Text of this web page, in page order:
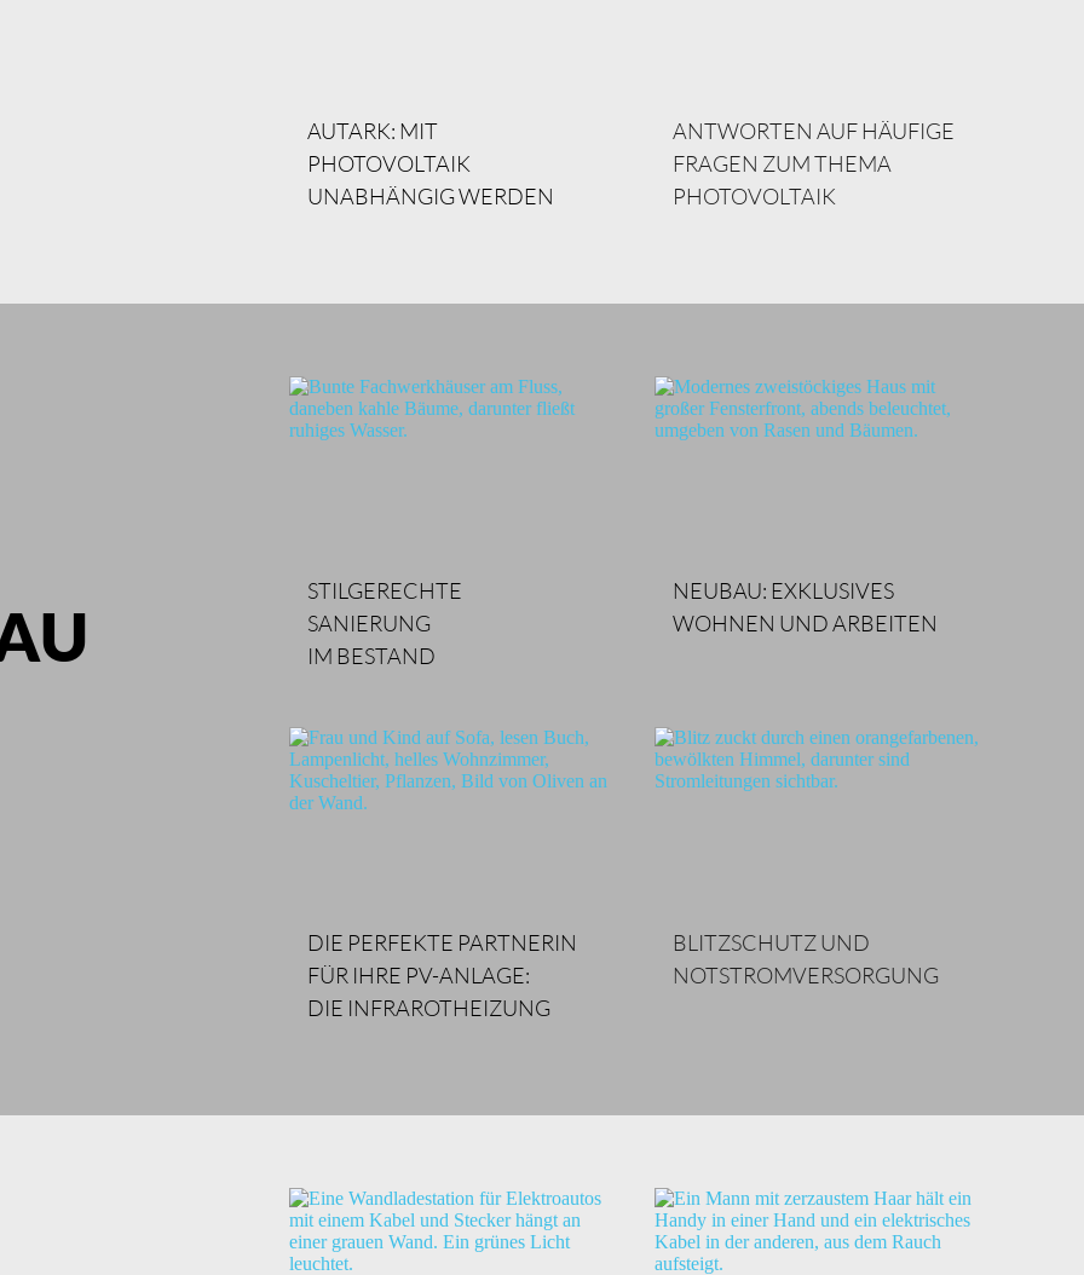
AUTARK: MIT
PHOTOVOLTAIK
UNABHÄNGIG WERDEN
ANTWORTEN AUF HÄUFIGE
FRAGEN ZUM THEMA
PHOTOVOLTAIK
STILGERECHTE
SANIERUNG
IM BESTAND
NEUBAU: EXKLUSIVES
WOHNEN UND ARBEITEN
DIE PERFEKTE PARTNERIN
FÜR IHRE PV-ANLAGE:
DIE INFRAROTHEIZUNG
BLITZSCHUTZ UND
NOTSTROMVERSORGUNG